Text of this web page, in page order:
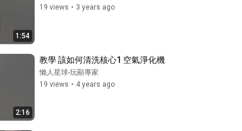
1:54
19 views • 3 years ago
2:16
教學 該如何清洗核心1 空氣淨化機
懶人星球-玩顯專家
19 views • 4 years ago